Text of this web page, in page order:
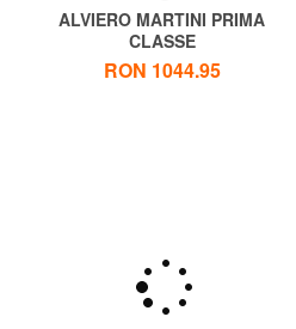
ALVIERO MARTINI PRIMA
CLASSE
GEO SOFT Geantă de umăr
cu curea de umăr
RON 1044.95